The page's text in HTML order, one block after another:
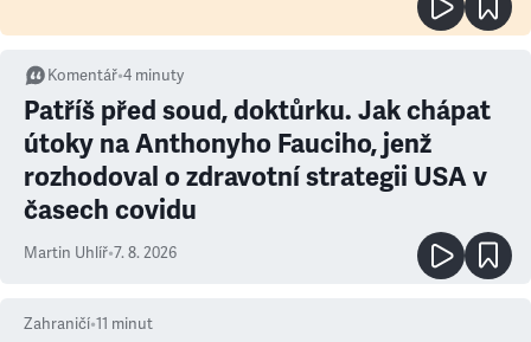
Komentář•4 minuty
Patříš před soud, doktůrku. Jak chápat
útoky na Anthonyho Fauciho, jenž
rozhodoval o zdravotní strategii USA v
časech covidu
Martin Uhlíř•7. 8. 2026
Zahraničí•11 minut